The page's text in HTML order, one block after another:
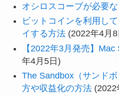
オシロスコープが必要
ビットコインを利用し
イする方法 (2022年4月8
【2022年3月発売】
年4月5日)
The Sandbox（サンド
方や収益化の方法 (2022